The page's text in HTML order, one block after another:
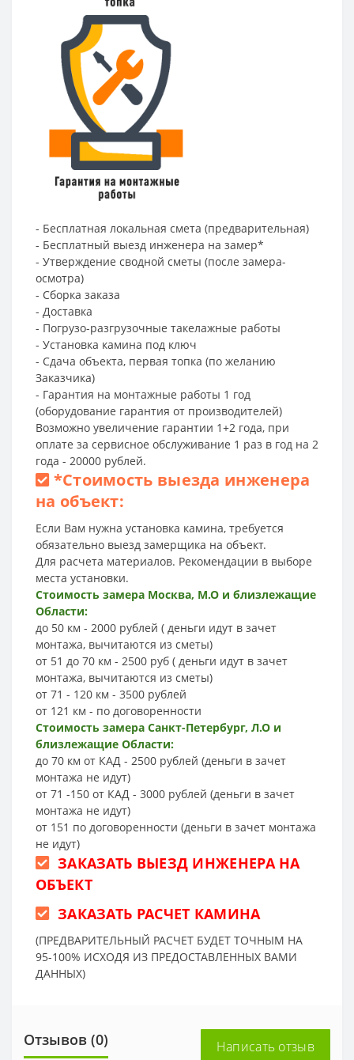
- Бесплатная локальная смета (предварительная)
- Бесплатный выезд инженера на замер*
- Утверждение сводной сметы (после замера-
осмотра)
- Сборка заказа
- Доставка
- Погрузо-разгрузочные такелажные работы
- Установка камина под ключ
- Сдача объекта, первая топка (по желанию
Заказчика)
- Гарантия на монтажные работы 1 год
(оборудование гарантия от производителей)
Возможно увеличение гарантии 1+2 года, при
оплате за сервисное обслуживание 1 раз в год на 2
года - 20000 рублей.
*Стоимость выезда инженера
на объект:
Если Вам нужна установка камина, требуется
обязательно выезд замерщика на объект.
Для расчета материалов. Рекомендации в выборе
места установки.
Стоимость замера Москва, М.О и близлежащие
Области:
до 50 км - 2000 рублей ( деньги идут в зачет
монтажа, вычитаются из сметы)
от 51 до 70 км - 2500 руб ( деньги идут в зачет
монтажа, вычитаются из сметы)
от 71 - 120 км - 3500 рублей
от 121 км - по договоренности
Стоимость замера Санкт-Петербург, Л.О и
близлежащие Области:
до 70 км от КАД - 2500 рублей (деньги в зачет
монтажа не идут)
от 71 -150 от КАД - 3000 рублей (деньги в зачет
монтажа не идут)
от 151 по договоренности (деньги в зачет монтажа
не идут)
ЗАКАЗАТЬ ВЫЕЗД ИНЖЕНЕРА НА
ОБЪЕКТ
ЗАКАЗАТЬ РАСЧЕТ КАМИНА
(ПРЕДВАРИТЕЛЬНЫЙ РАСЧЕТ БУДЕТ ТОЧНЫМ НА
95-100% ИСХОДЯ ИЗ ПРЕДОСТАВЛЕННЫХ ВАМИ
ДАННЫХ)
Отзывов (0) Написать отзыв